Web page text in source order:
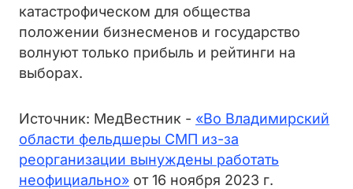
катастрофическом для общества
положении бизнесменов и государство
волнуют только прибыль и рейтинги на
выборах.
Источник: МедВестник - «Во Владимирский
области фельдшеры СМП из-за
реорганизации вынуждены работать
неофициально» от 16 ноября 2023 г.